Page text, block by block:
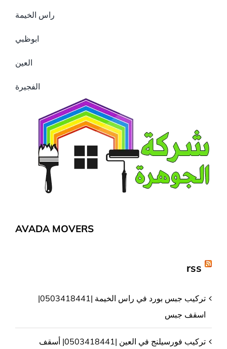
راس الخيمة
ابوظبي
العين
الفجيرة
AVADA MOVERS
rss
تركيب جبس بورد في راس الخيمة |0503418441|
اسقف جبس
تركيب فورسيلنج في العين |0503418441| أسقف